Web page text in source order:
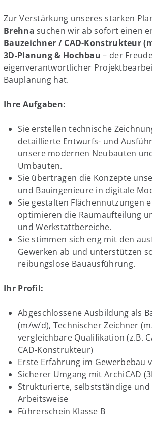
Zur Verstärkung unseres starken
Brehnasuchen wir ab sofort einen
Bauzeichner / CAD-Konstrukteur
3D-Planung & Hochbau – der
eigenverantwortlicher
Bauplanung hat.
Ihre Aufgaben:
Sie erstellen technische
detaillierte Entwurfs- und
unsere modernen Neubauten
Umbauten.
Sie übertragen die Konzepte
und Bauingenieure in digitale
Sie gestalten Flächennutzungen
optimieren die Raumaufteilung
und Werkstattbereiche.
Sie stimmen sich eng mit den
Gewerken ab und unterstützen
reibungslose Bauausführung.
Ihr Profil:
Abgeschlossene Ausbildung als
(m/w/d), Technischer Zeichner
vergleichbare Qualifikation (z.B.
CAD-Konstrukteur)
Erste Erfahrung im Gewerbebau
Sicherer Umgang mit ArchiCAD
Strukturierte, selbstständige und
Arbeitsweise
Führerschein Klasse B